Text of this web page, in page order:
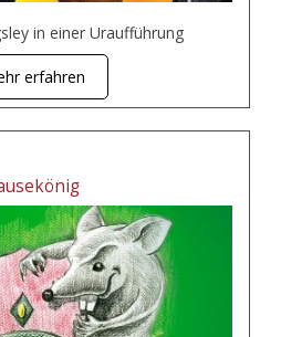
in einer Uraufführung
erfahren